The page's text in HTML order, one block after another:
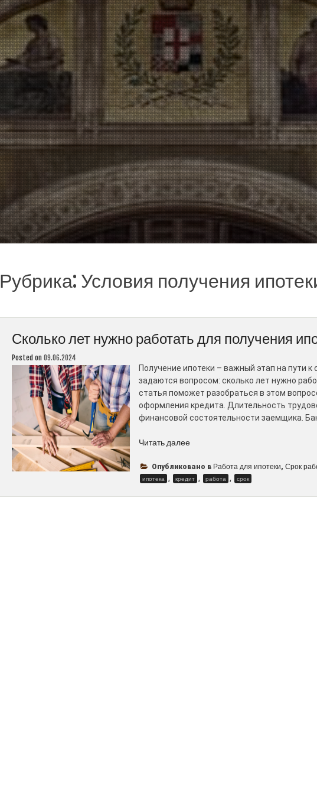
Рубрика: Условия получения
Сколько лет нужно работать для получения
Posted on 09.06.2024
Получение ипотеки – важный этап на пути
задаются вопросом: сколько лет нужно
статья поможет разобраться в этом
оформления кредита. Длительность
финансовой состоятельности заемщика.
Читать далее“Сколько
нужно
работать
Опубликовано в Работа для ипотеки, Срок
ипотека , кредит , работа , срок